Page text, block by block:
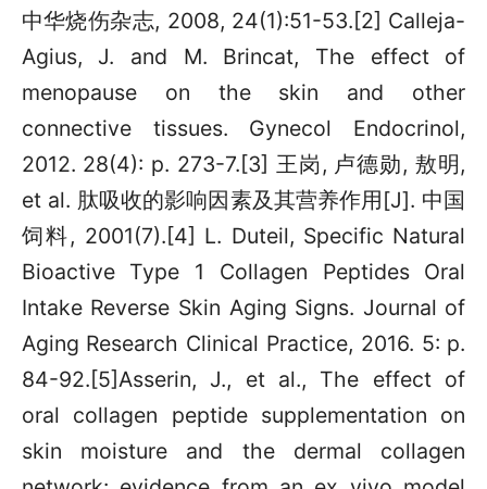
中华烧伤杂志, 2008, 24(1):51-53.[2] Calleja-
Agius, J. and M. Brincat, The effect of
menopause on the skin and other
connective tissues. Gynecol Endocrinol,
2012. 28(4): p. 273-7.[3] 王岗, 卢德勋, 敖明,
et al. 肽吸收的影响因素及其营养作用[J]. 中国
饲料, 2001(7).[4] L. Duteil, Specific Natural
Bioactive Type 1 Collagen Peptides Oral
Intake Reverse Skin Aging Signs. Journal of
Aging Research Clinical Practice, 2016. 5: p.
84-92.[5]Asserin, J., et al., The effect of
oral collagen peptide supplementation on
skin moisture and the dermal collagen